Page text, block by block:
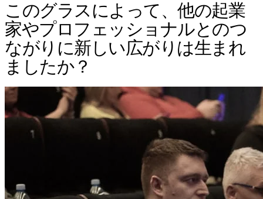
このグラスによって、他の起業
家やプロフェッショナルとのつ
ながりに新しい広がりは生まれ
ましたか？